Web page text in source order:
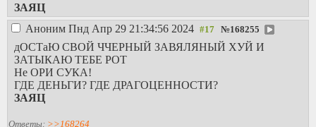
ЗАЯЦ
Аноним Пнд Апр 29 21:34:56 2024 №168255
дОСТаЮ СВОЙ ЧЧЕРНЫЙ ЗАВЯЛЯНЫЙ ХУЙ И
ЗАТЫКАЮ ТЕБЕ РОТ
Не ОРИ СУКА!
ГДЕ ДЕНЬГИ? ГДЕ ДРАГОЦЕННОСТИ?
ЗАЯЦ
Ответы: >>168264